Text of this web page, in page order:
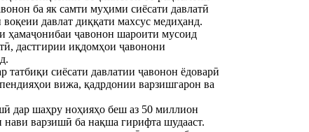
ба як самти муҳими сиёсати давлатӣ
давлат диққати махсус медиҳанд.
ҳамаҷонибаи ҷавонон шароити мусоид
дастгирии иқдомҳои ҷавонони
сиёсати давлатии ҷавонон ёдоварӣ
вижа, қадрдонии варзишгарон ва
дар шаҳру ноҳияҳо беш аз 50 миллион
варзишӣ ба нақша гирифта шудааст.